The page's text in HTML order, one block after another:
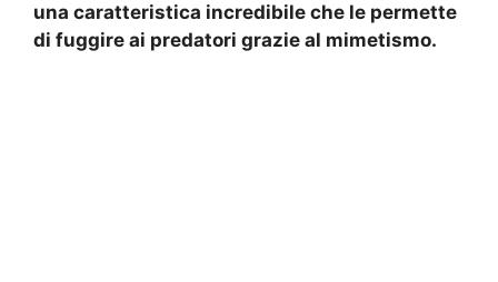
una caratteristica incredibile che le permette
di fuggire ai predatori grazie al mimetismo.